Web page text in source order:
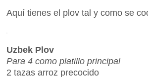
Aquí tienes el plov tal y como se
Uzbek Plov
Para 4 como platillo principal
2 tazas arroz precocido